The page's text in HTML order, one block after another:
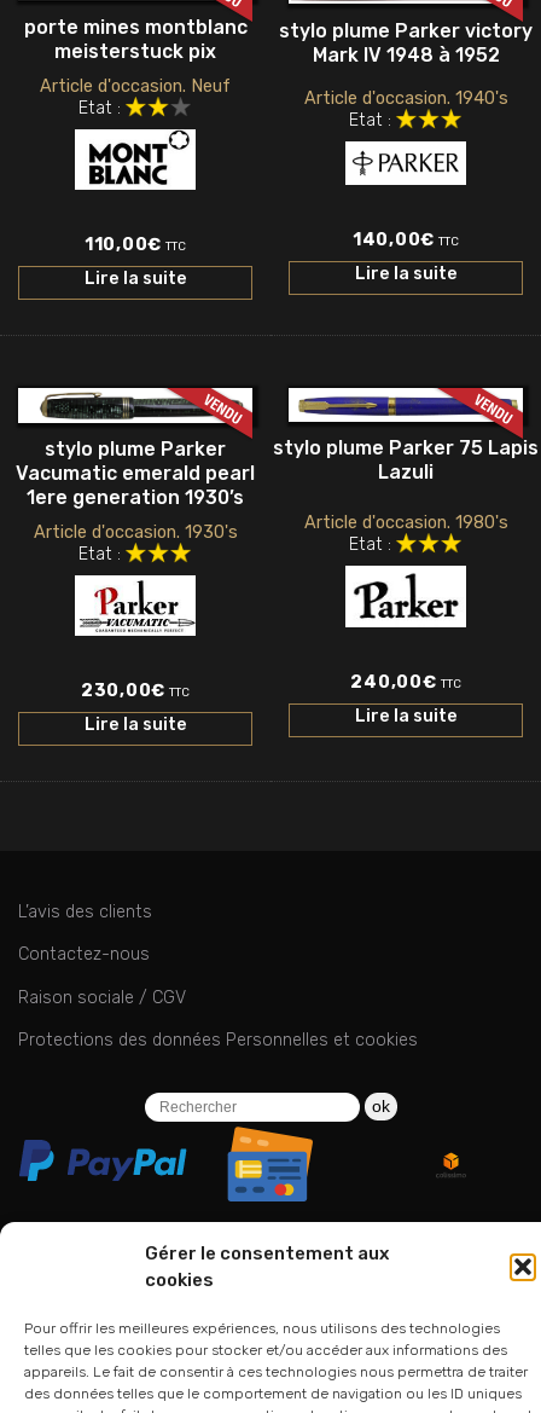
Gérer le consentement aux
cookies
Pour offrir les meilleures expériences, nous utilisons des technologies
telles que les cookies pour stocker et/ou accéder aux informations des
appareils. Le fait de consentir à ces technologies nous permettra de traiter
des données telles que le comportement de navigation ou les ID uniques
porte mines montblanc
meisterstuck pix
Article d'occasion. Neuf
Etat :
110,00€ TTC
Lire la suite
stylo plume Parker victory
Mark IV 1948 à 1952
Article d'occasion. 1940's
Etat :
140,00€ TTC
Lire la suite
stylo plume Parker
Vacumatic emerald pearl
1ere generation 1930’s
Article d'occasion. 1930's
Etat :
230,00€ TTC
Lire la suite
stylo plume Parker 75 Lapis
Lazuli
Article d'occasion. 1980's
Etat :
240,00€ TTC
Lire la suite
L’avis des clients
Contactez-nous
Raison sociale / CGV
Protections des données Personnelles et cookies
ok
01 75 33 00 85